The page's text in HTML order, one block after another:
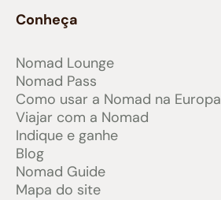
Conheça
Nomad Lounge
Nomad Pass
Como usar a Nomad na Europa
Viajar com a Nomad
Indique e ganhe
Blog
Nomad Guide
Mapa do site